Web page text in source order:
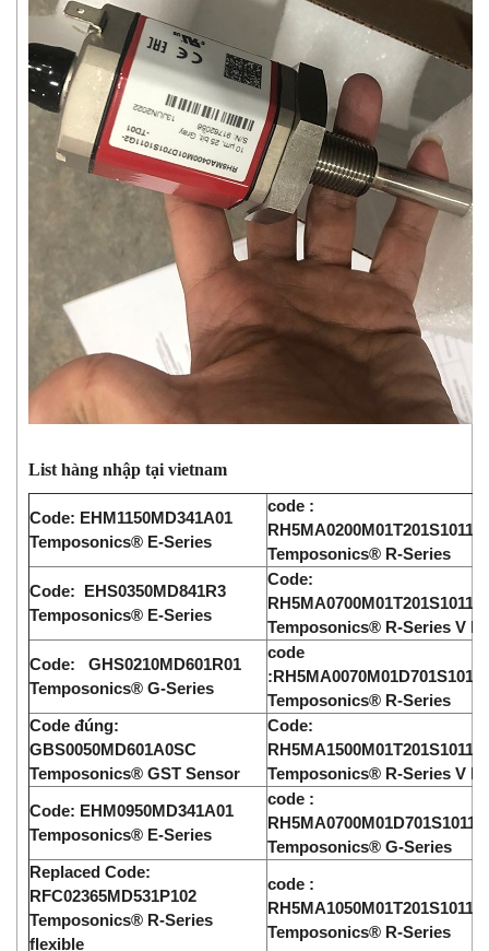
List hàng nhập tại vietnam
Code: EHM1150MD341A01
Temposonics® E-Series
code :
Temposonics® R-Series
Code: EHS0350MD841R3
Temposonics® E-Series
Code:
Temposonics® R-Series V
Code: GHS0210MD601R01
Temposonics® G-Series
code
Temposonics® R-Series
Code đúng:
GBS0050MD601A0SC
Temposonics® GST Sensor
Code:
Temposonics® R-Series V
Code: EHM0950MD341A01
Temposonics® E-Series
code :
Temposonics® G-Series
Replaced Code:
RFC02365MD531P102
Temposonics® R-Series
flexible
code :
RH5M
Temposonics® R-Series